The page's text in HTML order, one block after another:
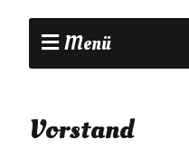
Menü
Vorstand